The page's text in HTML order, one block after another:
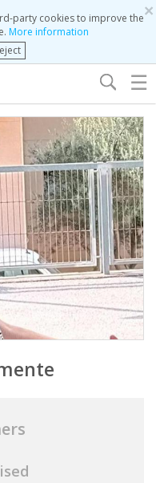
×
party cookies to improve the
More information
☰